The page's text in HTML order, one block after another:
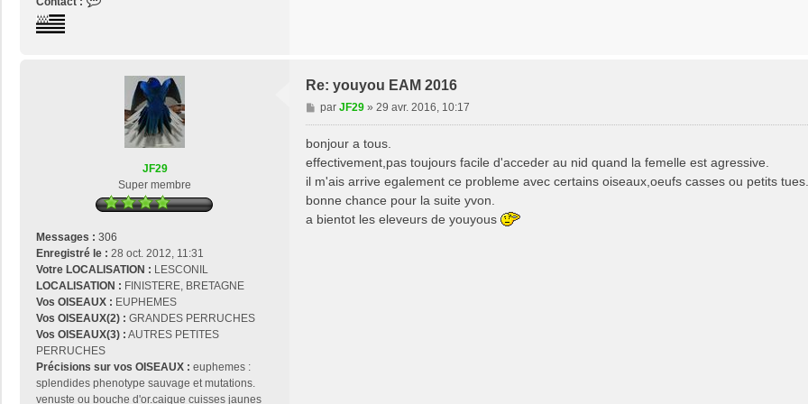
e
2
JF29
Super membre
Messages : 306
Enregistré le : 28 oct. 2012, 11:31
Votre LOCALISATION : LESCONIL
LOCALISATION : FINISTERE, BRETAGNE
Vos OISEAUX : EUPHEMES
Vos OISEAUX(2) : GRANDES PERRUCHES
Vos OISEAUX(3) : AUTRES PETITES
PERRUCHES
Précisions sur vos OISEAUX : euphemes :
splendides phenotype sauvage et mutations.
venuste ou bouche d'or.caique cuisses jaunes
Re: youyou EAM 2016
M
e
a
g
e
par JF29» 29 avr. 2016, 10:17
bonjour a tous.
effectivement,pas toujours facile d'acceder au nid quand la femelle est agressive.
il m'ais arrive egalement ce probleme avec certains oiseaux,oeufs casses ou petits tues.
bonne chance pour la suite yvon.
a bientot les eleveurs de youyous